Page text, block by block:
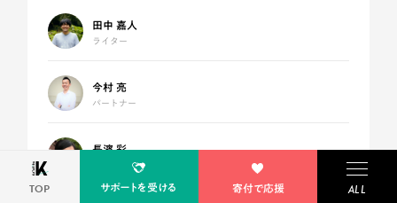
田中 嘉人
ライター
今村 亮
パートナー
長濱 彩
パートナー
TOP サポートを受ける 寄付で応援